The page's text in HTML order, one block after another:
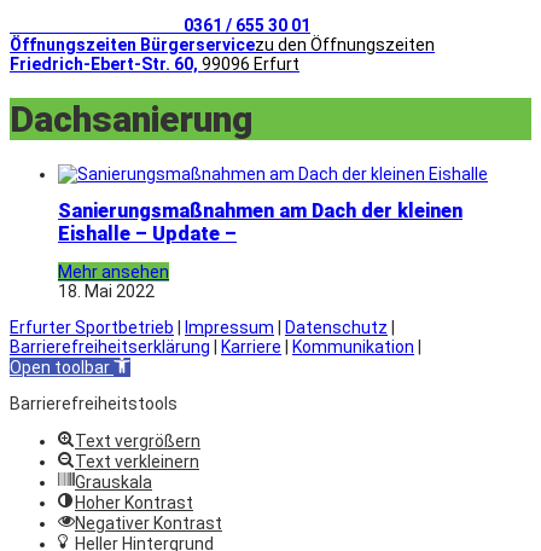
0361 / 655 30 01
Öffnungszeiten Bürgerservicezu den Öffnungszeiten
Friedrich-Ebert-Str. 60, 99096 Erfurt
Dachsanierung
Sanierungsmaßnahmen am Dach der kleinen
Eishalle – Update –
Mehr ansehen
18. Mai 2022
Erfurter Sportbetrieb
Impressum Datenschutz
Barrierefreiheitserklärung
Karriere Kommunikation
Open toolbar
Barrierefreiheitstools
Text vergrößern
Text verkleinern
Grauskala
Hoher Kontrast
Negativer Kontrast
Heller Hintergrund